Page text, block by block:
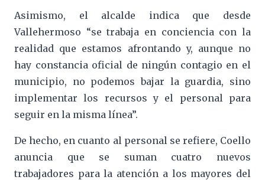
Asimismo, el alcalde indica que desde
Vallehermoso “se trabaja en conciencia con la
realidad que estamos afrontando y, aunque no
hay constancia oficial de ningún contagio en el
municipio, no podemos bajar la guardia, sino
implementar los recursos y el personal para
seguir en la misma línea”.
De hecho, en cuanto al personal se refiere, Coello
anuncia que se suman cuatro nuevos
trabajadores para la atención a los mayores del